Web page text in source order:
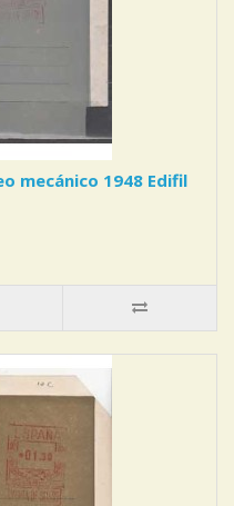
mecánico 1948 Edifil